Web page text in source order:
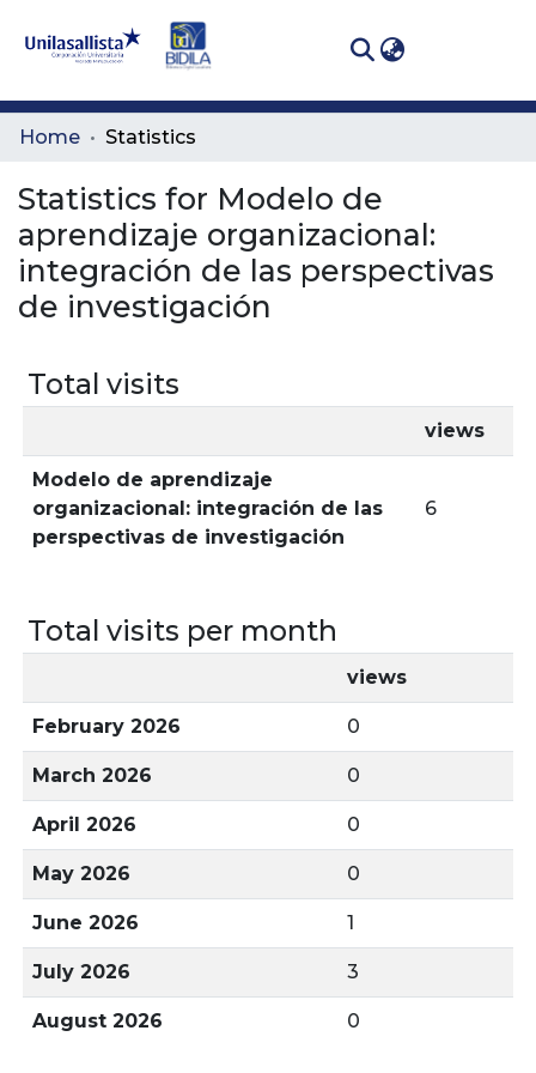
Communities
All of DSpace
Home Statistics
Statistics for Modelo de
aprendizaje organizacional:
integración de las perspectivas
de investigación
Total visits
views
Modelo de aprendizaje
organizacional: integración de las
perspectivas de investigación
6
Total visits per month
views
February 2026 0
March 2026 0
April 2026 0
May 2026 0
June 2026 1
July 2026 3
August 2026 0